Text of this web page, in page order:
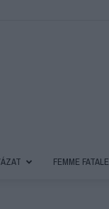
FEMME FATALE